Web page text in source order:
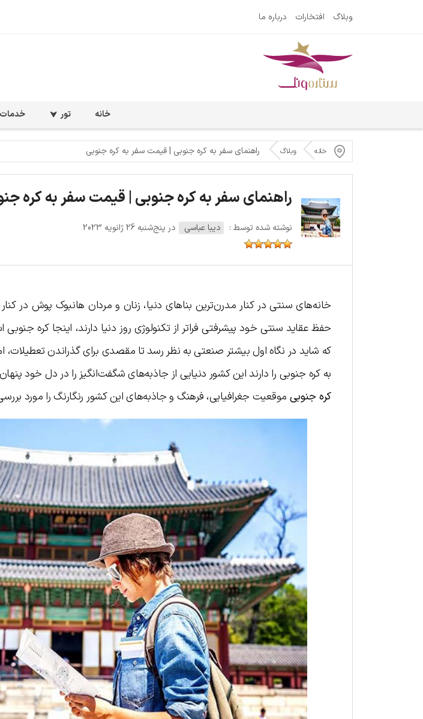
وبلاگ افتخارات درباره ما
خانه تور خدمات
خانه وبلاگ راهنمای سفر به کره جنوبی | قیمت سفر به کره جنوبی
راهنمای سفر به کره جنوبی | قیمت سفر به کره
نوشته شده توسط : دیبا عباسی در پنج‌شنبه 26 ژانویه 2023
خانه‌های سنتی در کنار مدرن‌ترین بناهای دنیا، زنان و مردان هانبوک پوش در
حفظ عقاید سنتی خود پیشرفتی فراتر از تکنولوژی روز دنیا دارند، اینجا کره
که شاید در نگاه اول بیشتر صنعتی به نظر رسد تا مقصدی برای گذراندن تعطیلات،
به کره جنوبی را دارند این کشور دنیایی از جاذبه‌های شگفت‌انگیز را در دل خود
کره جنوبی موقعیت جغرافیایی، فرهنگ و جاذبه‌های این کشور رنگارنگ را مورد